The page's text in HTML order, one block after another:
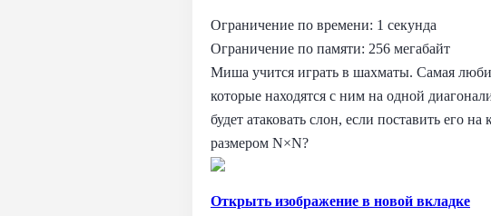
Ограничение по времени: 1 секунда
Ограничение по памяти: 256 мегабайт
Миша учится играть в шахматы. Самая
которые находятся с ним на одной
будет атаковать слон, если поставить его
размером N×N?
Открыть изображение в новой вкладке